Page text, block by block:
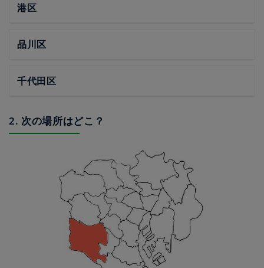
港区
品川区
千代田区
2. 次の場所はどこ？